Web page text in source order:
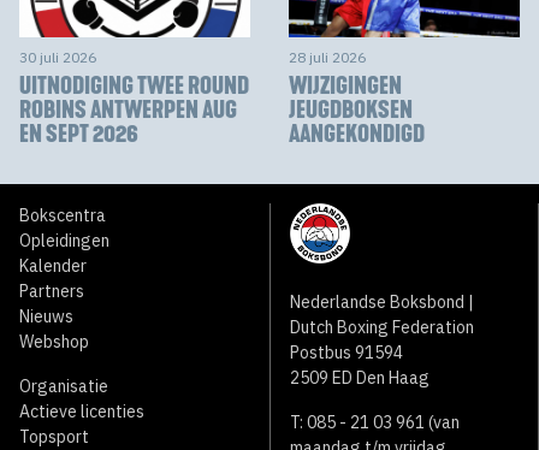
30 juli 2026
UITNODIGING TWEE ROUND
ROBINS ANTWERPEN AUG
EN SEPT 2026
28 juli 2026
WIJZIGINGEN
JEUGDBOKSEN
AANGEKONDIGD
Bokscentra
Opleidingen
Kalender
Partners
Nieuws
Webshop
Organisatie
Actieve licenties
Topsport
Nederlandse Boksbond |
Dutch Boxing Federation
Postbus 91594
2509 ED Den Haag
T: 085 - 21 03 961 (van